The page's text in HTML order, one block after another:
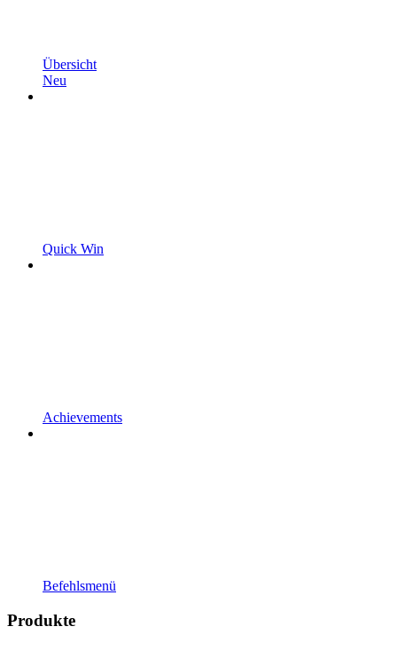
Übersicht
Neu
Quick Win
Achievements
Befehlsmenü
Produkte